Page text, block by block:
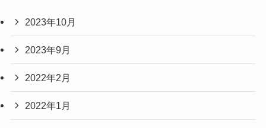
2023年10月
2023年9月
2022年2月
2022年1月